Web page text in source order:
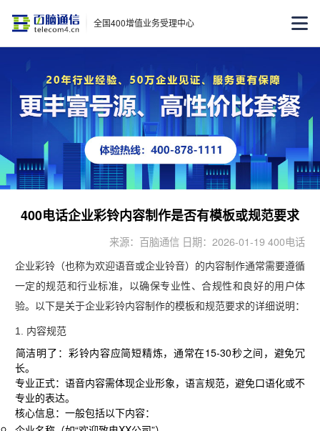
全国400增值业务受理中心
400电话企业彩铃内容制作是否有模板或规范要求
来源：百脑通信 日期：2026-01-19 400电话
企业彩铃（也称为欢迎语音或企业铃音）的内容制作通常需要遵循
一定的规范和行业标准，以确保专业性、合规性和良好的用户体
验。以下是关于企业彩铃内容制作的模板和规范要求的详细说明：
1. ‌ 内容规范
简洁明了 ‌：彩铃内容应简短精炼，通常在15-30秒之间，避免冗
长。
专业正式‌：语音内容需体现企业形象，语言规范，避免口语化或不
专业的表达。
核心信息‌：一般包括以下内容：